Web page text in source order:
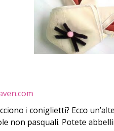
i coniglietti? Ecco
non pasquali. Potete